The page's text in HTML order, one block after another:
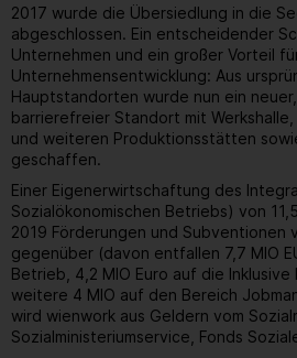
2017 wurde die Übersiedlung in die
abgeschlossen. Ein entscheidender
Unternehmen und ein großer Vorteil
Unternehmensentwicklung: Aus
Hauptstandorten wurde nun ein
barrierefreier Standort mit
und weiteren Produktionsstätten
geschaffen.
Einer Eigenerwirtschaftung des
Sozialökonomischen Betriebs) von
2019 Förderungen und Subventionen
gegenüber (davon entfallen 7,7 MIO
Betrieb, 4,2 MIO Euro auf die
weitere 4 MIO auf den Bereich
wird wienwork aus Geldern vom
Sozialministeriumservice, Fonds